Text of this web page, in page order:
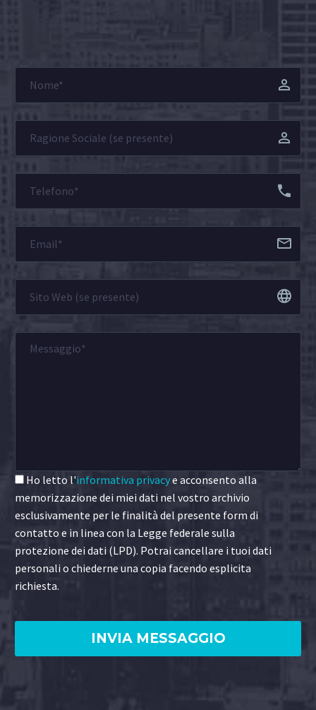
Ho letto l'informativa privacye acconsento alla
memorizzazione dei miei dati nel vostro archivio
esclusivamente per le finalità del presente form di
contatto e in linea con la Legge federale sulla
protezione dei dati (LPD). Potrai cancellare i tuoi dati
personali o chiederne una copia facendo esplicita
richiesta.